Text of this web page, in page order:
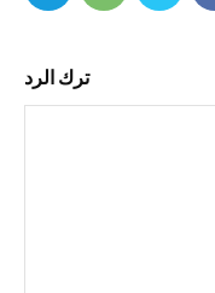
ترك الرد